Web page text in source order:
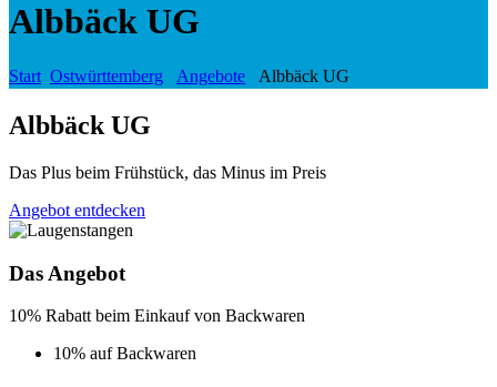
Albbäck UG
Start Ostwürttemberg Angebote Albbäck UG
Albbäck UG
Das Plus beim Frühstück, das Minus im Preis
Angebot entdecken
Das Angebot
10% Rabatt beim Einkauf von Backwaren
10% auf Backwaren